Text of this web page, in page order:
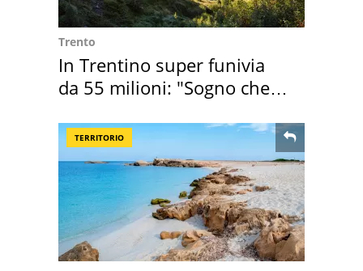
Trento
In Trentino super funivia
da 55 milioni: "Sogno che si
TERRITORIO